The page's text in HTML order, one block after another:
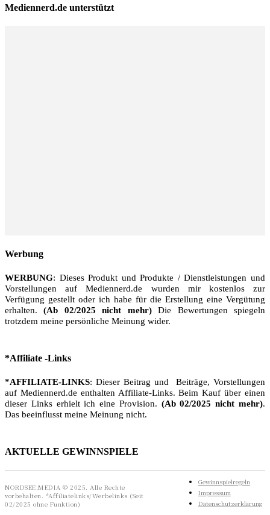
Mediennerd.de unterstützt
Werbung
WERBUNG: Dieses Produkt und Produkte / Dienstleistungen und
Vorstellungen auf Mediennerd.de wurden mir kostenlos zur
Verfügung gestellt oder ich habe für die Erstellung eine Vergütung
erhalten.(Ab 02/2025 nicht mehr)Die Bewertungen spiegeln
trotzdem meine persönliche Meinung wider.
*Affiliate -Links
*AFFILIATE-LINKS: Dieser Beitrag und Beiträge, Vorstellungen
auf Mediennerd.de enthalten Affiliate-Links. Beim Kauf über einen
dieser Links erhielt ich eine Provision. (Ab 02/2025 nicht mehr).
Das beeinflusst meine Meinung nicht.
AKTUELLE GEWINNSPIELE
NORDSEE.MEDIA © 2025. Alle Rechte
vorbehalten. *Affiliatelinks/Werbelinks (Seit
02/2025 ohne Funktion)
Gewinnspielregeln
Impressum
Datenschutzerklärung